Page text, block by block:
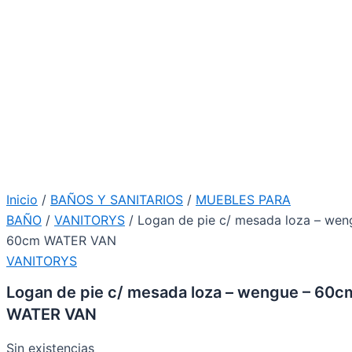
Inicio / BAÑOS Y SANITARIOS / MUEBLES PARA
BAÑO / VANITORYS / Logan de pie c/ mesada loza –
60cm WATER VAN
VANITORYS
Logan de pie c/ mesada loza – wengue –
WATER VAN
Sin existencias